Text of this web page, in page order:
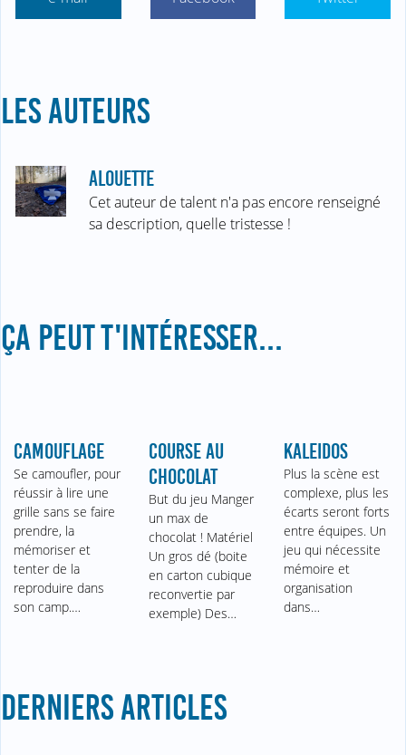
LES AUTEURS
ALOUETTE
Cet auteur de talent n'a pas encore renseigné
sa description, quelle tristesse !
ÇA PEUT T'INTÉRESSER...
CAMOUFLAGE
Se camoufler, pour
réussir à lire une
grille sans se faire
prendre, la
mémoriser et
tenter de la
reproduire dans
son camp.…
COURSE AU
CHOCOLAT
But du jeu Manger
un max de
chocolat ! Matériel
Un gros dé (boite
en carton cubique
reconvertie par
exemple) Des…
KALEIDOS
Plus la scène est
complexe, plus les
écarts seront forts
entre équipes. Un
jeu qui nécessite
mémoire et
organisation
dans…
DERNIERS ARTICLES